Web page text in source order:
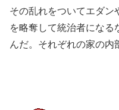
その乱れをついてエダン
を略奪して統治者になる
んだ。それぞれの家の内